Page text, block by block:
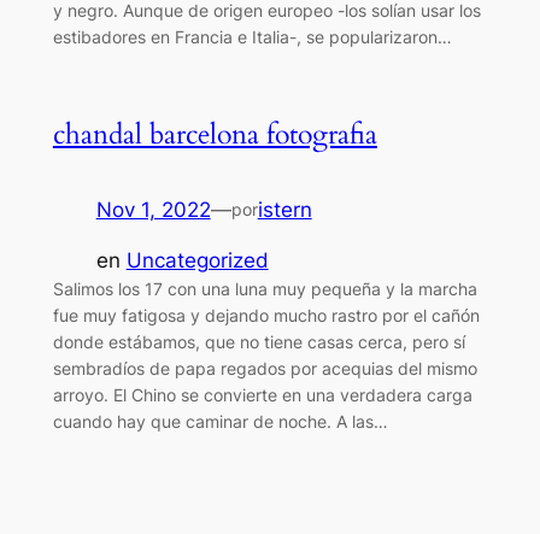
y negro. Aunque de origen europeo -los solían usar los
estibadores en Francia e Italia-, se popularizaron…
chandal barcelona fotografia
Nov 1, 2022—poristern
en Uncategorized
Salimos los 17 con una luna muy pequeña y la marcha
fue muy fatigosa y dejando mucho rastro por el cañón
donde estábamos, que no tiene casas cerca, pero sí
sembradíos de papa regados por acequias del mismo
arroyo. El Chino se convierte en una verdadera carga
cuando hay que caminar de noche. A las…